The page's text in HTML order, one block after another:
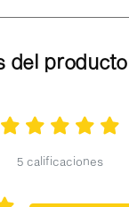
del producto
5 calificaciones